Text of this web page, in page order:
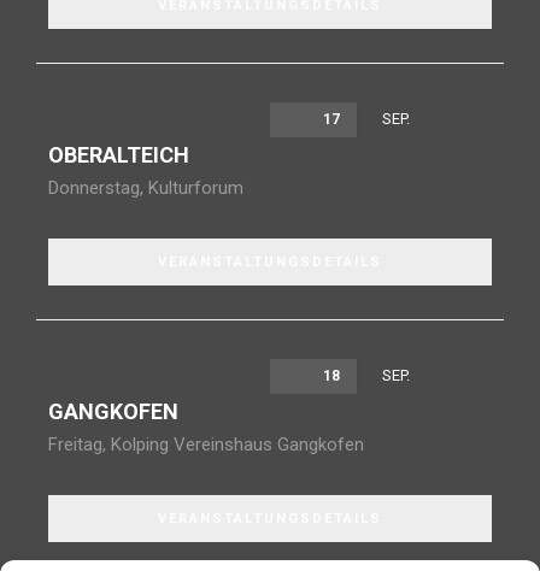
17 SEP.
OBERALTEICH
Donnerstag, Kulturforum
18 SEP.
GANGKOFEN
Freitag, Kolping Vereinshaus Gangkofen